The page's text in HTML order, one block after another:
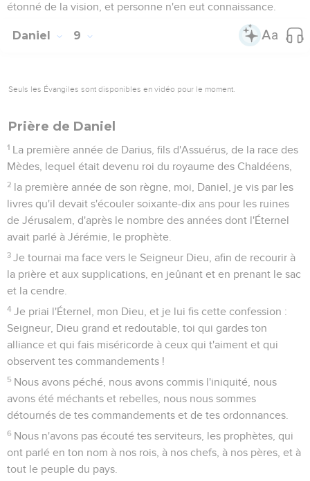
étonné de la vision, et personne n'en eut connaissance.
Daniel 9
Seuls les Évangiles sont disponibles en vidéo pour le moment.
Prière de Daniel
1 La première année de Darius, fils d'Assuérus, de la race des
Mèdes, lequel était devenu roi du royaume des Chaldéens,
2 la première année de son règne, moi, Daniel, je vis par les
livres qu'il devait s'écouler soixante-dix ans pour les ruines
de Jérusalem, d'après le nombre des années dont l'Éternel
avait parlé à Jérémie, le prophète.
3 Je tournai ma face vers le Seigneur Dieu, afin de recourir à
la prière et aux supplications, en jeûnant et en prenant le sac
et la cendre.
4 Je priai l'Éternel, mon Dieu, et je lui fis cette confession :
Seigneur, Dieu grand et redoutable, toi qui gardes ton
alliance et qui fais miséricorde à ceux qui t'aiment et qui
observent tes commandements !
5 Nous avons péché, nous avons commis l'iniquité, nous
avons été méchants et rebelles, nous nous sommes
détournés de tes commandements et de tes ordonnances.
6 Nous n'avons pas écouté tes serviteurs, les prophètes, qui
ont parlé en ton nom à nos rois, à nos chefs, à nos pères, et à
tout le peuple du pays.